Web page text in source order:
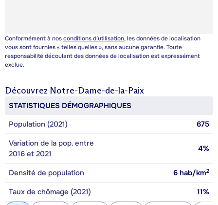
Conformément à nosconditions d’utilisation, les données de localisation
vous sont fournies « telles quelles », sans aucune garantie. Toute
responsabilité découlant des données de localisation est expressément
exclue.
Découvrez Notre-Dame-de-la-Paix
STATISTIQUES DÉMOGRAPHIQUES
Population (2021)
675
Variation de la pop. entre
2016 et 2021
4%
Densité de population 6 hab/km2
Taux de chômage (2021) 11%